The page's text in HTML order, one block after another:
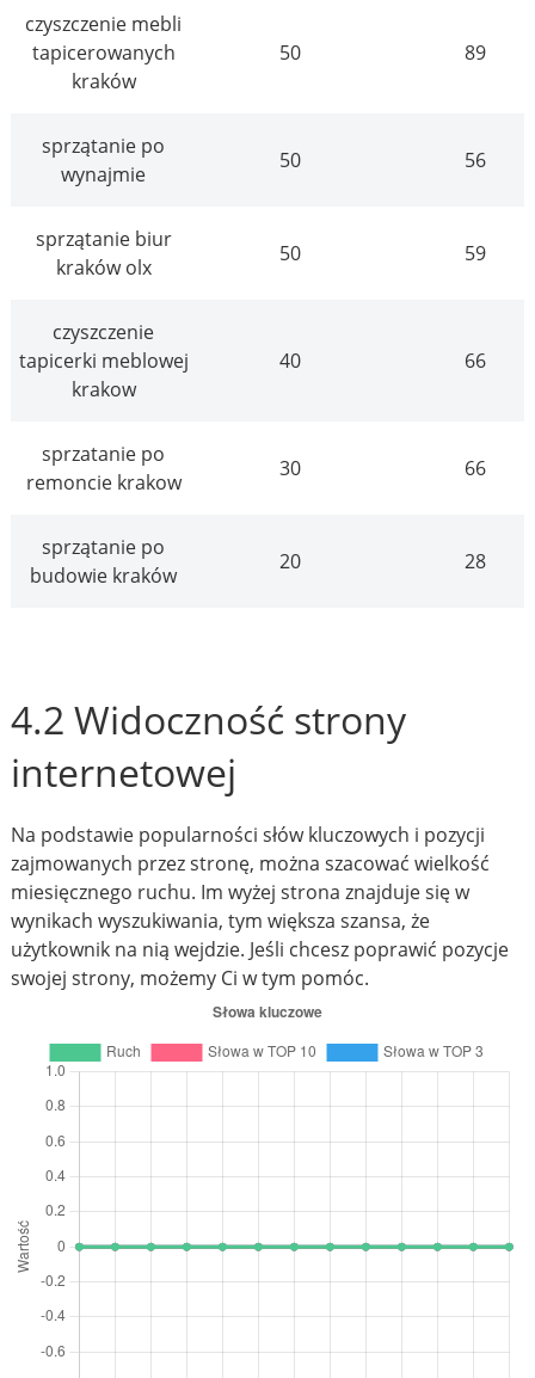
czyszczenie mebli
tapicerowanych
kraków
50 89
sprzątanie po
wynajmie
50 56
sprzątanie biur
kraków olx
50 59
czyszczenie
tapicerki meblowej
krakow
40 66
sprzatanie po
remoncie krakow
30 66
sprzątanie po
budowie kraków
20 28
4.2 Widoczność strony
internetowej
Na podstawie popularności słów kluczowych i pozycji
zajmowanych przez stronę, można szacować wielkość
miesięcznego ruchu. Im wyżej strona znajduje się w
wynikach wyszukiwania, tym większa szansa, że
użytkownik na nią wejdzie. Jeśli chcesz poprawić pozycje
swojej strony, możemy Ci w tym pomóc.